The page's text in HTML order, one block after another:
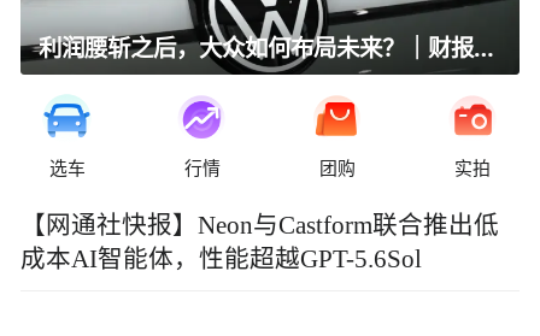
利润腰斩之后，大众如何布局未来？｜财报全视角
选车 行情 团购 实拍
【网通社快报】Neon与Castform联合推出低
成本AI智能体，性能超越GPT-5.6Sol